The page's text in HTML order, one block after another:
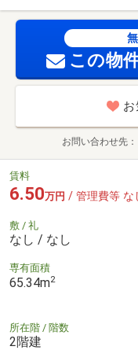
この物
お問い合わせ先
賃料
6.50万円 / 管理費等 な
敷 / 礼
なし / なし
専有面積
65.34m2
所在階 / 階数
2階建